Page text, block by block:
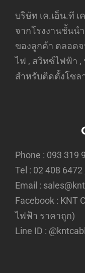
บริษัท เค.เอ็น.ที
จากโรงงานชั้นน
ของลูกค้า ตลอด
ไฟ , สวิทซ์ไฟฟ้า
สำหรับติดตั้งโซล
Phone : 093 319
Tel : 02 408
Email :
Facebook : KNT
ไฟฟ้า ราคาถูก)
Line ID :